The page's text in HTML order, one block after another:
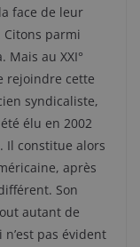
face de leur
Citons parmi
Mais au XXI°
rejoindre cette
syndicaliste,
élu en 2002
Il constitue alors
après
Son
autant de
pas évident